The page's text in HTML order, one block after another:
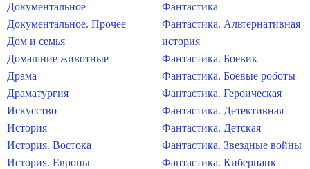
Документальное
Документальное. Прочее
Дом и семья
Домашние животные
Драма
Драматургия
Искусство
История
История. Востока
История. Европы
Фантастика
Фантастика. Альтернативная
история
Фантастика. Боевик
Фантастика. Боевые роботы
Фантастика. Героическая
Фантастика. Детективная
Фантастика. Детская
Фантастика. Звездные войны
Фантастика. Киберпанк